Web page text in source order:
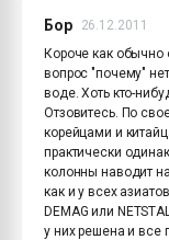
Бор
26.12.2011
Короче как обычно
вопрос "почему"
воде. Хоть кто-
Отзовитесь. По
корейцами и
практически
колонны наводит
как и у всех
DEMAG или
у них решена и все